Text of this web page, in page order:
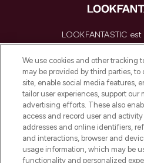
LOOKFANTASTIC
beauté
proposant les
de la peau, des
de plus de 200
Faites vos achats
l’application, avec la
55€
Consentement
Do Not Sell or
We use cookies and other tracking
may be provided by third parties, to
site, enable social media features,
tailor user experiences, support our
advertising efforts. These also
access and record user and activity
addresses and online identifiers,
and interactions, browser and
usage information, which may be
functionality and personalized